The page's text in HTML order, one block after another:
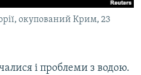
окупований Крим, 23
і проблеми з водою.